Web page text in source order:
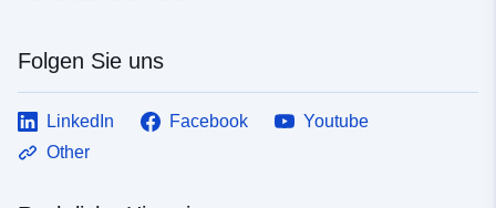
Folgen Sie uns
LinkedIn Facebook
Youtube
Other